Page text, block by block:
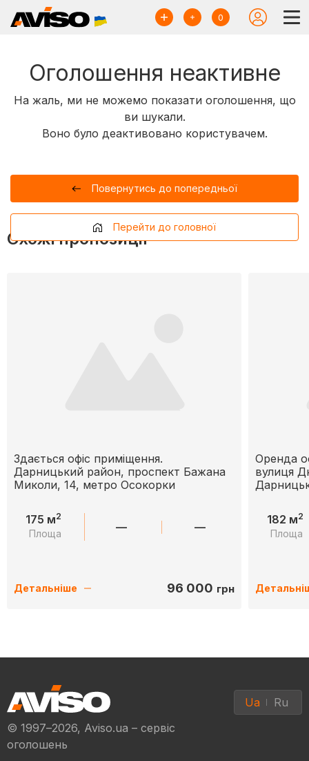
0
Оголошення неактивне
На жаль, ми не можемо показати оголошення, що
ви шукали.
Воно було деактивовано користувачем.
Повернутись до попередньої
Перейти до головної
Схожі пропозиції
Здається офіс приміщення.
Дарницький район, проспект Бажана
Миколи, 14, метро Осокорки
175 м2
Площа — —
Детальніше 96 000 грн
Оренда
вулиця
182 м2
Площа
© 1997–2026, Aviso.ua – сервіс
оголошень
Ua Ru